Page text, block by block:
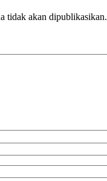
tidak akan dipublikasikan.